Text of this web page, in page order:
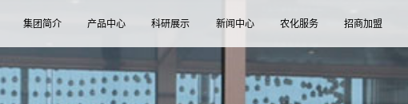
集团简介 产品中心 科研展示 新闻中心 农化服务 招商加盟